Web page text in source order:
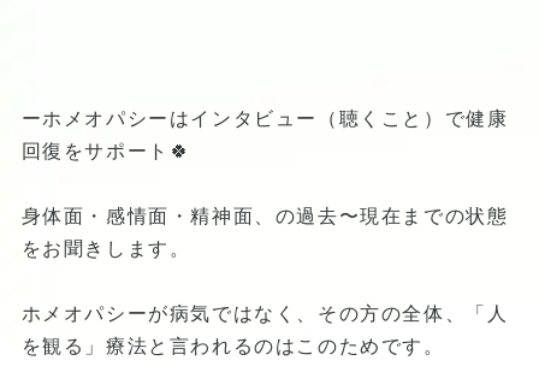
ーホメオパシーはインタビュー（聴くこと）で健康
回復をサポート🍀
身体面・感情面・精神面、の過去〜現在までの状態
をお聞きします。
ホメオパシーが病気ではなく、その方の全体、「人
を観る」療法と言われるのはこのためです。